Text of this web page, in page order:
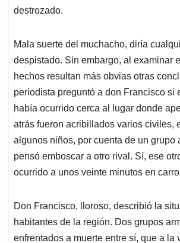
destrozado.
Mala suerte del muchacho, diría
despistado. Sin embargo, al examinar
hechos resultan más obvias otras
periodista preguntó a don Francisco si
había ocurrido cerca al lugar donde
atrás fueron acribillados varios civiles,
algunos niños, por cuenta de un grupo
pensó emboscar a otro rival. Sí, ese
ocurrido a unos veinte minutos en
Don Francisco, lloroso, describió la
habitantes de la región. Dos grupos
enfrentados a muerte entre sí, que a la